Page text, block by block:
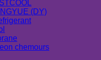
(DY)
chemours